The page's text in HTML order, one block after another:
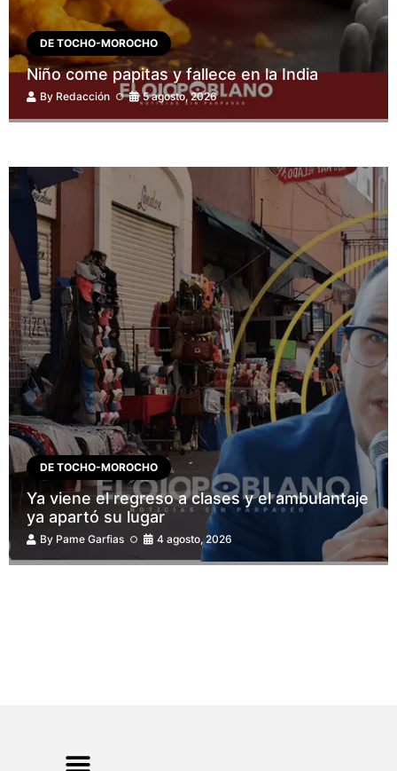
DE TOCHO-MOROCHO
Niño come papitas y fallece en la India
By Redacción 5 agosto, 2026
DE TOCHO-MOROCHO
Ya viene el regreso a clases y el ambulantaje
ya apartó su lugar
By Pame Garfias 4 agosto, 2026